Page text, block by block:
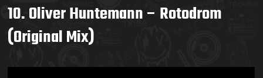
10. Oliver Huntemann – Rotodrom
(Original Mix)